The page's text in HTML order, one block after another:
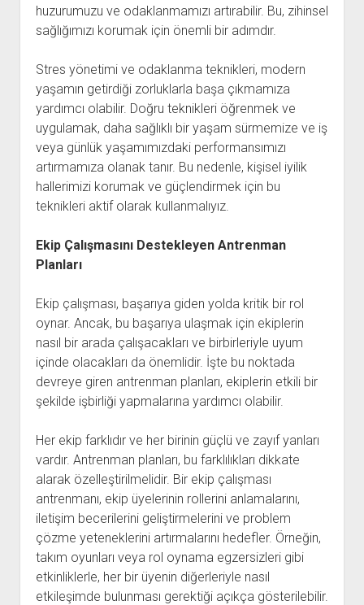
huzurumuzu ve odaklanmamızı artırabilir. Bu, zihinsel
sağlığımızı korumak için önemli bir adımdır.
Stres yönetimi ve odaklanma teknikleri, modern
yaşamın getirdiği zorluklarla başa çıkmamıza
yardımcı olabilir. Doğru teknikleri öğrenmek ve
uygulamak, daha sağlıklı bir yaşam sürmemize ve iş
veya günlük yaşamımızdaki performansımızı
artırmamıza olanak tanır. Bu nedenle, kişisel iyilik
hallerimizi korumak ve güçlendirmek için bu
teknikleri aktif olarak kullanmalıyız.
Ekip Çalışmasını Destekleyen Antrenman
Planları
Ekip çalışması, başarıya giden yolda kritik bir rol
oynar. Ancak, bu başarıya ulaşmak için ekiplerin
nasıl bir arada çalışacakları ve birbirleriyle uyum
içinde olacakları da önemlidir. İşte bu noktada
devreye giren antrenman planları, ekiplerin etkili bir
şekilde işbirliği yapmalarına yardımcı olabilir.
Her ekip farklıdır ve her birinin güçlü ve zayıf yanları
vardır. Antrenman planları, bu farklılıkları dikkate
alarak özelleştirilmelidir. Bir ekip çalışması
antrenmanı, ekip üyelerinin rollerini anlamalarını,
iletişim becerilerini geliştirmelerini ve problem
çözme yeteneklerini artırmalarını hedefler. Örneğin,
takım oyunları veya rol oynama egzersizleri gibi
etkinliklerle, her bir üyenin diğerleriyle nasıl
etkileşimde bulunması gerektiği açıkça gösterilebilir.